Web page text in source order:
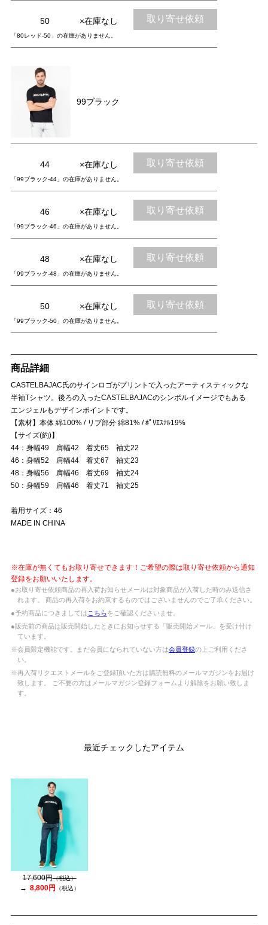
50 ×在庫なし 取り寄せ依頼
「80レッド-50」の在庫がありません。
99ブラック
44 ×在庫なし 取り寄せ依頼
「99ブラック-44」の在庫がありません。
46 ×在庫なし 取り寄せ依頼
「99ブラック-46」の在庫がありません。
48 ×在庫なし 取り寄せ依頼
「99ブラック-48」の在庫がありません。
50 ×在庫なし 取り寄せ依頼
「99ブラック-50」の在庫がありません。
商品詳細
CASTELBAJAC氏のサインロゴがプリントで入ったアーティスティックな
半袖Tシャツ。後ろの入ったCASTELBAJACのシンボルイメージでもある
エンジェルもデザインポイントです。
【素材】本体 綿100% / リブ部分 綿81% / ﾎﾟﾘｴｽﾃﾙ19%
【サイズ(約)】
44：身幅49 肩幅42 着丈65 袖丈22
46：身幅52 肩幅44 着丈67 袖丈23
48：身幅56 肩幅46 着丈69 袖丈24
50：身幅59 肩幅46 着丈71 袖丈25
着用サイズ：46
MADE IN CHINA
※在庫が無くてもお取り寄せできます！ご希望の際は取り寄せ依頼から通知
登録をお願いいたします。
●お取り寄せ依頼商品の再入荷お知らせメールは対象商品が入荷した時のみ送信さ
れます。 商品の再入荷をお約束するものではございませんのでご了承ください。
●予約商品につきましては こちらをご確認くださいませ。
●販売前の商品は販売開始したときにお知らせする「販売開始メール」を受け付け
ています。
※会員限定機能です。まだ会員になられていない方は会員登録の上ご利用くださ
い。
※再入荷リクエストメールをご登録頂いた方は購読無料のメールマガジンをお届け
致します。 ご不要の方はメールマガジン登録フォームより解除をお願い致しま
す。
最近チェックしたアイテム
17,600円（税込）
8,800円 （税込）